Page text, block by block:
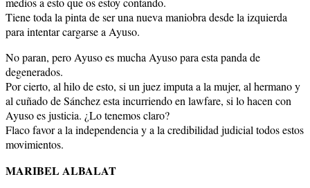
Tiene toda la pinta de ser una nueva maniobra desde la izquierda
para intentar cargarse a Ayuso.
No paran, pero Ayuso es mucha Ayuso para esta panda de
degenerados.
Por cierto, al hilo de esto, si un juez imputa a la mujer, al hermano y
al cuñado de Sánchez esta incurriendo en lawfare, si lo hacen con
Ayuso es justicia. ¿Lo tenemos claro?
Flaco favor a la independencia y a la credibilidad judicial todos estos
movimientos.
MARIBEL ALBALAT